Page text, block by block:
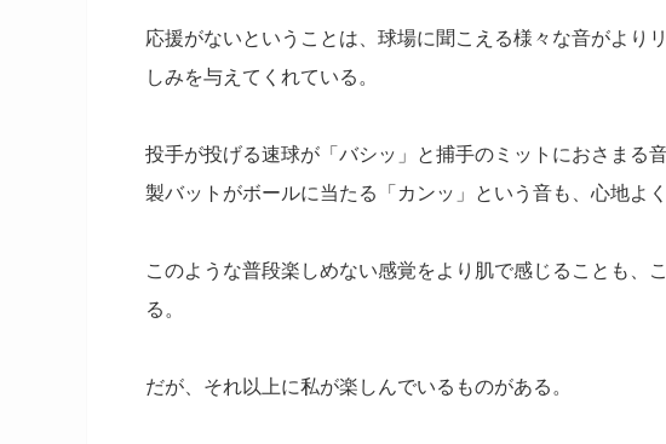
応援がないということは、球場に聞こえる様々な音がより
しみを与えてくれている。
投手が投げる速球が「バシッ」と捕手のミットにおさまる
製バットがボールに当たる「カンッ」という音も、心地よ
このような普段楽しめない感覚をより肌で感じることも、
る。
だが、それ以上に私が楽しんでいるものがある。